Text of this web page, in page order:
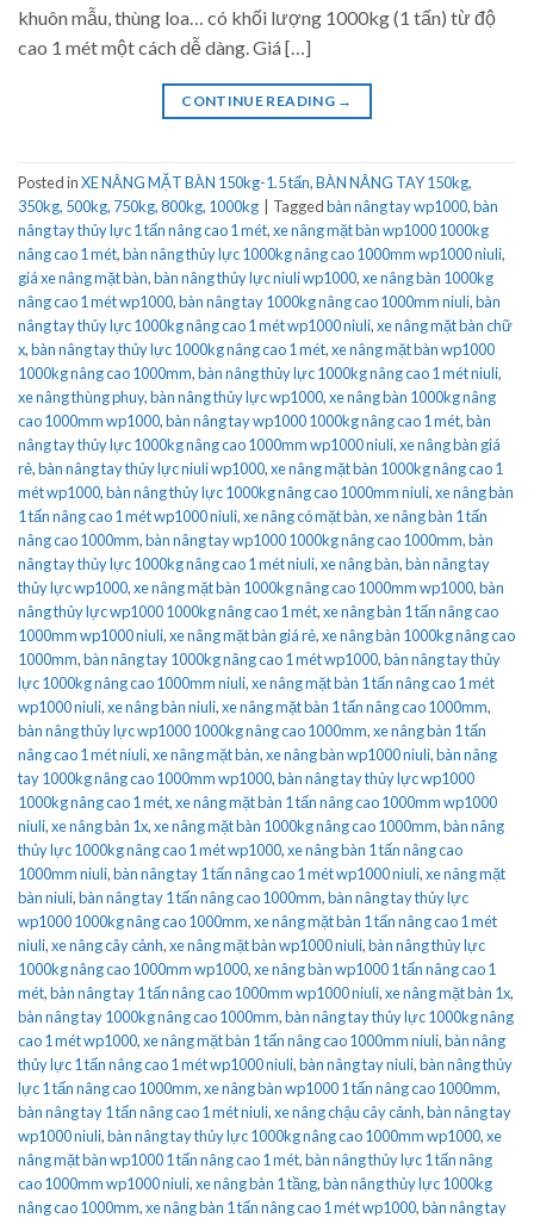
khuôn mẫu, thùng loa… có khối lượng 1000kg (1 tấn) từ độ
cao 1 mét một cách dễ dàng. Giá […]
CONTINUE READING →
Posted inXE NÂNG MẶT BÀN 150kg-1.5 tấn,BÀN NÂNG TAY 150kg,
350kg, 500kg, 750kg, 800kg, 1000kg
Taggedbàn nâng tay wp1000,bàn
nâng tay thủy lực 1 tấn nâng cao 1 mét,xe nâng mặt bàn wp1000 1000kg
nâng cao 1 mét,bàn nâng thủy lực 1000kg nâng cao 1000mm wp1000 niuli,
giá xe nâng mặt bàn,bàn nâng thủy lực niuli wp1000,xe nâng bàn 1000kg
nâng cao 1 mét wp1000,bàn nâng tay 1000kg nâng cao 1000mm niuli,bàn
nâng tay thủy lực 1000kg nâng cao 1 mét wp1000 niuli,xe nâng mặt bàn chữ
x,bàn nâng tay thủy lực 1000kg nâng cao 1 mét,xe nâng mặt bàn wp1000
1000kg nâng cao 1000mm,bàn nâng thủy lực 1000kg nâng cao 1 mét niuli,
xe nâng thùng phuy,bàn nâng thủy lực wp1000,xe nâng bàn 1000kg nâng
cao 1000mm wp1000,bàn nâng tay wp1000 1000kg nâng cao 1 mét,bàn
nâng tay thủy lực 1000kg nâng cao 1000mm wp1000 niuli,xe nâng bàn giá
rẻ,bàn nâng tay thủy lực niuli wp1000,xe nâng mặt bàn 1000kg nâng cao 1
mét wp1000,bàn nâng thủy lực 1000kg nâng cao 1000mm niuli,xe nâng bàn
1 tấn nâng cao 1 mét wp1000 niuli,xe nâng có mặt bàn,xe nâng bàn 1 tấn
nâng cao 1000mm,bàn nâng tay wp1000 1000kg nâng cao 1000mm,bàn
nâng tay thủy lực 1000kg nâng cao 1 mét niuli,xe nâng bàn,bàn nâng tay
thủy lực wp1000,xe nâng mặt bàn 1000kg nâng cao 1000mm wp1000,bàn
nâng thủy lực wp1000 1000kg nâng cao 1 mét,xe nâng bàn 1 tấn nâng cao
1000mm wp1000 niuli,xe nâng mặt bàn giá rẻ,xe nâng bàn 1000kg nâng cao
1000mm,bàn nâng tay 1000kg nâng cao 1 mét wp1000,bàn nâng tay thủy
lực 1000kg nâng cao 1000mm niuli,xe nâng mặt bàn 1 tấn nâng cao 1 mét
wp1000 niuli,xe nâng bàn niuli,xe nâng mặt bàn 1 tấn nâng cao 1000mm,
bàn nâng thủy lực wp1000 1000kg nâng cao 1000mm,xe nâng bàn 1 tấn
nâng cao 1 mét niuli,xe nâng mặt bàn,xe nâng bàn wp1000 niuli,bàn nâng
tay 1000kg nâng cao 1000mm wp1000,bàn nâng tay thủy lực wp1000
1000kg nâng cao 1 mét,xe nâng mặt bàn 1 tấn nâng cao 1000mm wp1000
niuli,xe nâng bàn 1x,xe nâng mặt bàn 1000kg nâng cao 1000mm,bàn nâng
thủy lực 1000kg nâng cao 1 mét wp1000,xe nâng bàn 1 tấn nâng cao
1000mm niuli,bàn nâng tay 1 tấn nâng cao 1 mét wp1000 niuli,xe nâng mặt
bàn niuli,bàn nâng tay 1 tấn nâng cao 1000mm,bàn nâng tay thủy lực
wp1000 1000kg nâng cao 1000mm,xe nâng mặt bàn 1 tấn nâng cao 1 mét
niuli,xe nâng cây cảnh,xe nâng mặt bàn wp1000 niuli,bàn nâng thủy lực
1000kg nâng cao 1000mm wp1000,xe nâng bàn wp1000 1 tấn nâng cao 1
mét,bàn nâng tay 1 tấn nâng cao 1000mm wp1000 niuli,xe nâng mặt bàn 1x,
bàn nâng tay 1000kg nâng cao 1000mm,bàn nâng tay thủy lực 1000kg nâng
cao 1 mét wp1000,xe nâng mặt bàn 1 tấn nâng cao 1000mm niuli,bàn nâng
thủy lực 1 tấn nâng cao 1 mét wp1000 niuli,bàn nâng tay niuli,bàn nâng thủy
lực 1 tấn nâng cao 1000mm,xe nâng bàn wp1000 1 tấn nâng cao 1000mm,
bàn nâng tay 1 tấn nâng cao 1 mét niuli,xe nâng chậu cây cảnh,bàn nâng tay
wp1000 niuli,bàn nâng tay thủy lực 1000kg nâng cao 1000mm wp1000,xe
nâng mặt bàn wp1000 1 tấn nâng cao 1 mét,bàn nâng thủy lực 1 tấn nâng
cao 1000mm wp1000 niuli,xe nâng bàn 1 tầng,bàn nâng thủy lực 1000kg
nâng cao 1000mm,xe nâng bàn 1 tấn nâng cao 1 mét wp1000,bàn nâng tay